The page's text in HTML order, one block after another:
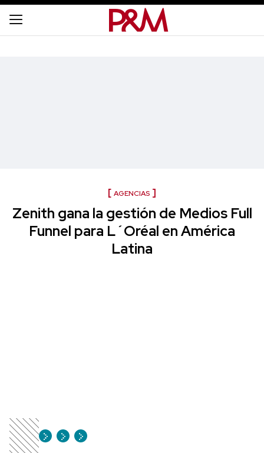
AGENCIAS
Zenith gana la gestión de Medios Full
Funnel para L´Oréal en América
Latina